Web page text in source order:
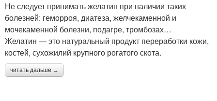
Не следует принимать желатин при наличии таких
болезней: геморроя, диатеза, желчекаменной и
мочекаменной болезни, подагре, тромбозах…
Желатин — это натуральный продукт переработки кожи,
костей, сухожилий крупного рогатого скота.
читать дальше →